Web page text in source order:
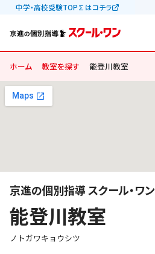
中学・高校受験TOP∑はコチラ
ホーム 教室を探す 能登川教室
京進の個別指導 スクール・ワン
能登川教室
ノトガワキョウシツ